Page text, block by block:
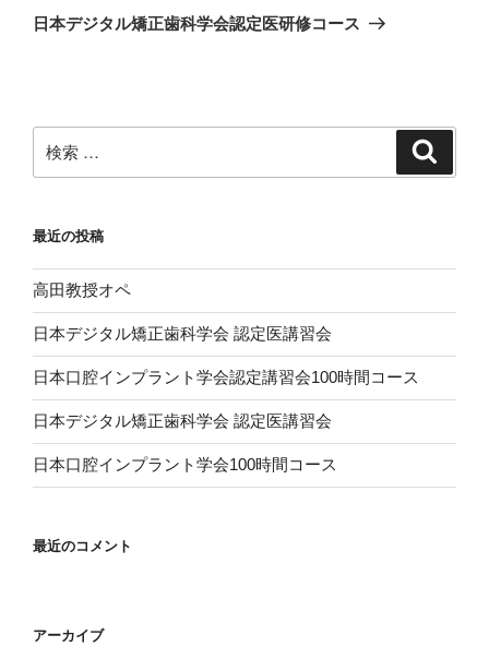
ゲ
ン
稿
の
日本デジタル矯正歯科学会認定医研修コース
索:
最近の投稿
高田教授オペ
日本デジタル矯正歯科学会 認定医講習会
日本口腔インプラント学会認定講習会100時間コース
日本デジタル矯正歯科学会 認定医講習会
日本口腔インプラント学会100時間コース
最近のコメント
アーカイブ